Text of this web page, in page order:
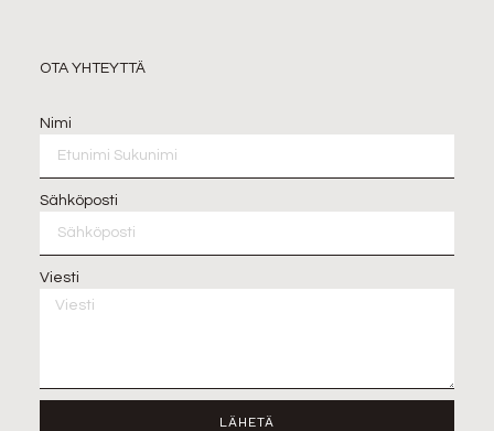
OTA YHTEYTTÄ
Nimi
Sähköposti
Viesti
LÄHETÄ